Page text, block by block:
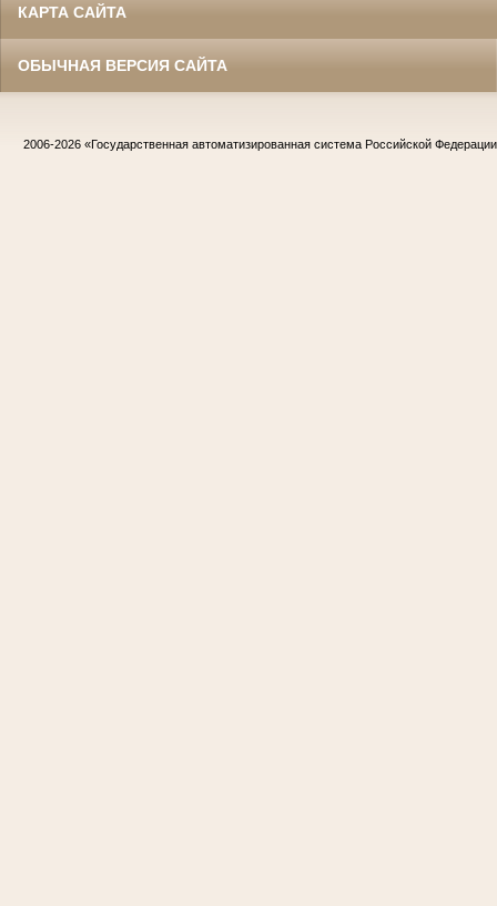
КАРТА САЙТА
ОБЫЧНАЯ ВЕРСИЯ САЙТА
2006-2026 «Государственная автоматизированная система Российской